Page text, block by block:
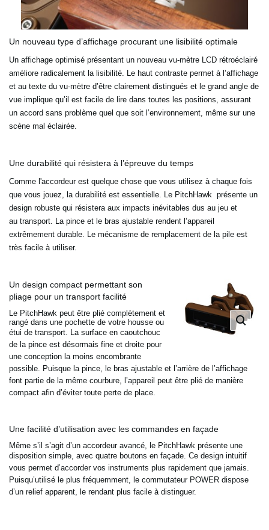
Un nouveau type d’affichage procurant une lisibilité optimale
Un affichage optimisé présentant un nouveau vu-mètre LCD rétroéclairé
améliore radicalement la lisibilité. Le haut contraste permet à l’affichage
et au texte du vu-mètre d’être clairement distingués et le grand angle de
vue implique qu’il est facile de lire dans toutes les positions, assurant
un accord sans problème quel que soit l ’environnement, même sur une
scène mal éclairée.
Une durabilité qui résistera à l’épreuve du temps
Comme l'accordeur est quelque chose que vous utilisez à chaque fois
que vous jouez, la durabilité est essentielle. Le PitchHawk présente un
design robuste qui résistera aux impacts inévitables dus au jeu et
au transport. La pince et le bras ajustable rendent l’appareil
extrêmement durable. Le mécanisme de remplacement de la pile est
très facile à utiliser.
Un design compact permettant son
pliage pour un transport facilité
Le PitchHawk peut être plié complètement et
rangé dans une pochette de votre housse ou
étui de transport. La surface en caoutchouc
de la pince est désormais fine et droite pour
une conception la moins encombrante
possible.
Puisque la pince, le bras ajustable et l’arrière de l’affichage
font partie de la même courbure, l’appareil peut être plié de manière
compact afin d’éviter toute perte de place.
Une facilité d’utilisation avec les commandes en façade
Même s’il s’agit d’un accordeur avancé, le PitchHawk présente une
disposition simple, avec quatre boutons en façade. Ce design intuitif
vous permet d’accorder vos instruments plus rapidement que jamais.
Puisqu’utilisé le plus fréquemment, le commutateur POWER dispose
d’un relief apparent, le rendant plus facile à distinguer.